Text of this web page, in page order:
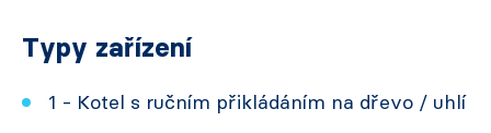
Typy zařízení
1 - Kotel s ručním přikládáním na dřevo / uhlí